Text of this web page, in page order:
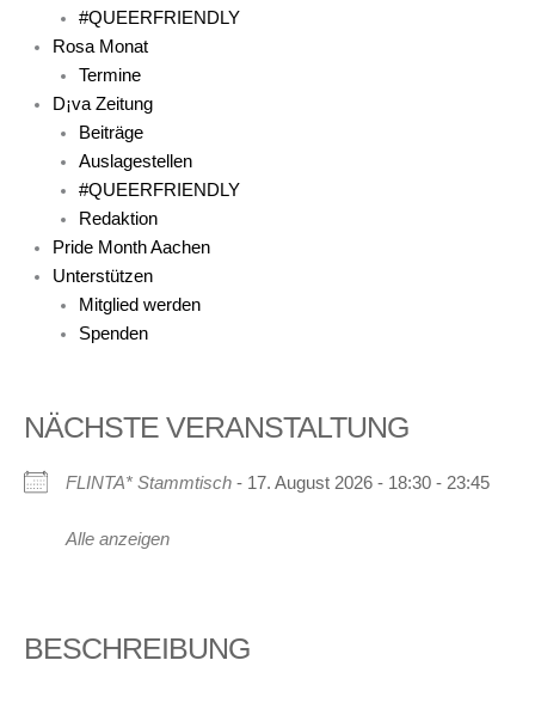
#QUEERFRIENDLY
Rosa Monat
Termine
D¡va Zeitung
Beiträge
Auslagestellen
#QUEERFRIENDLY
Redaktion
Pride Month Aachen
Unterstützen
Mitglied werden
Spenden
NÄCHSTE VERANSTALTUNG
FLINTA* Stammtisch - 17. August 2026 - 18:30 - 23:45
Alle anzeigen
BESCHREIBUNG